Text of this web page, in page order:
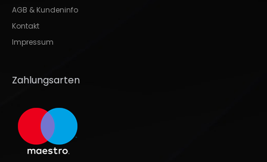
AGB & Kundeninfo
Kontakt
Impressum
Zahlungsarten